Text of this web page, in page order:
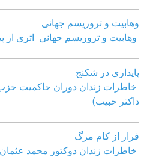
وهابیت و تروریسم جهانی
وهابیت و تروریسم جهانی اثری از
پایداری در شکنج
خاطرات زندان دوران حاکمیت
داکتر حبیب)
فرار از کام مرگ
خاطرات زندان دوکتور محمد